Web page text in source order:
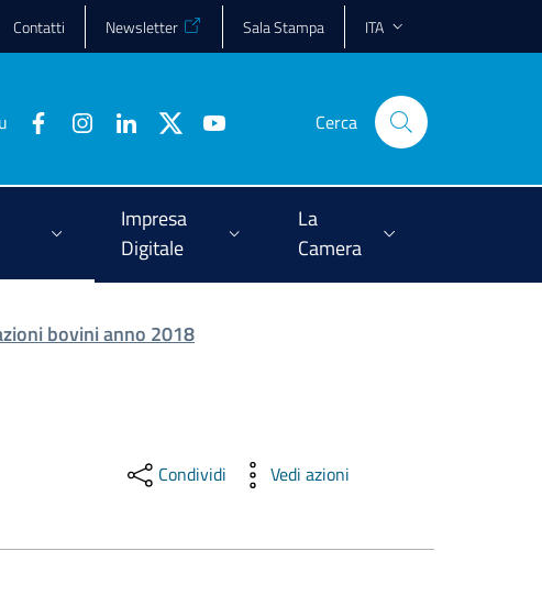
Contatti Newsletter Sala Stampa ITA
Cerca
Impresa
Digitale
La
Camera
bovini anno 2018
Condividi Vedi azioni